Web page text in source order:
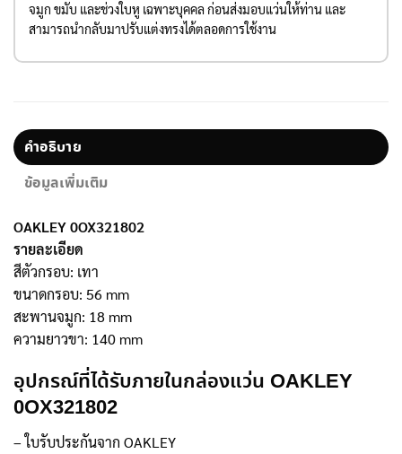
จมูก ขมับ และช่วงใบหู เฉพาะบุคคล ก่อนส่งมอบแว่นให้ท่าน และ
สามารถนำกลับมาปรับแต่งทรงได้ตลอดการใช้งาน
คำอธิบาย
ข้อมูลเพิ่มเติม
OAKLEY 0OX321802
รายละเอียด
สีตัวกรอบ: เทา
ขนาดกรอบ: 56 mm
สะพานจมูก: 18 mm
ความยาวขา: 140 mm
อุปกรณ์ที่ได้รับภายในกล่องแว่น OAKLEY
0OX321802
– ใบรับประกันจาก OAKLEY